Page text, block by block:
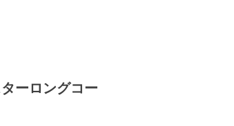
ーロングコー